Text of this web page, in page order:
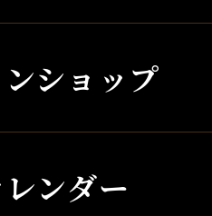
ショップ
ンダー